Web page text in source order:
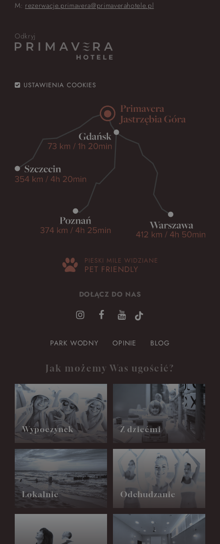
M: rezerwacje.primavera@primaverahotele.pl
Odkryj
USTAWIENIA COOKIES
PIESKI MILE WIDZIANE
PET FRIENDLY
DOŁĄCZ DO NAS
PARK WODNY OPINIE BLOG
Jak możemy Was ugościć?
Wypoczynek Z dziećmi
Lokalnie Odchudzanie